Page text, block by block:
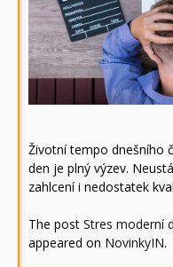
Životní tempo dnešního
den je plný výzev.
zahlcení i nedostatek
The post Stres moderní
appeared on NovinkyIN.